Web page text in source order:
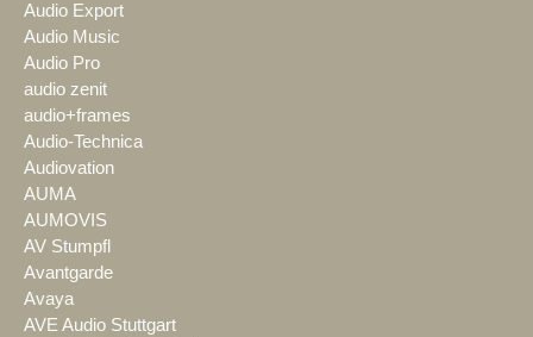
Audio Export
Audio Music
Audio Pro
audio zenit
audio+frames
Audio-Technica
Audiovation
AUMA
AUMOVIS
AV Stumpfl
Avantgarde
Avaya
AVE Audio Stuttgart